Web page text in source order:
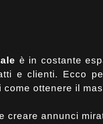
è in costante
e clienti. Ecco
ottenere il
creare annunci